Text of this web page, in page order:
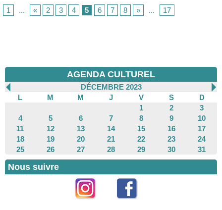
1 ... « 2 3 4 5 6 7 8 » ... 17
AGENDA CULTUREL
DÉCEMBRE 2023
L
M M J V S
D
1
2
3
4
5 6 7 8 9
10
11
12 13 14 15 16
17
18
19 20 21 22 23
24
25
26 27 28 29 30 31
Nous suivre